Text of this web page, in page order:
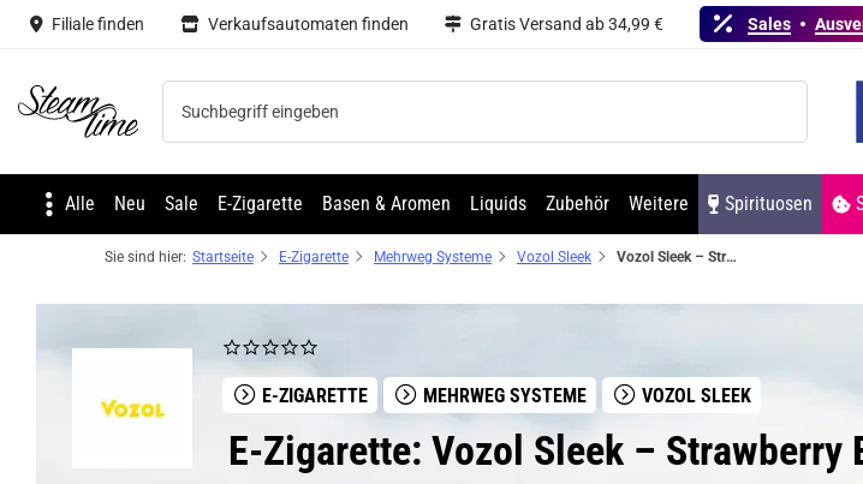
Filiale finden Verkaufsautomaten finden Gratis Versand ab 34,99 € Sales
Steam time
Alle Neu Sale E-Zigarette Basen & Aromen Liquids Zubehör Weitere Spirituosen
Sie sind hier: Startseite E-Zigarette Mehrweg Systeme Vozol Sleek Vozol Sleek – Strawberry Banana – Prefilled Pod 2er Pack
E-ZIGARETTE MEHRWEG SYSTEME VOZOL SLEEK
E-Zigarette: Vozol Sleek –